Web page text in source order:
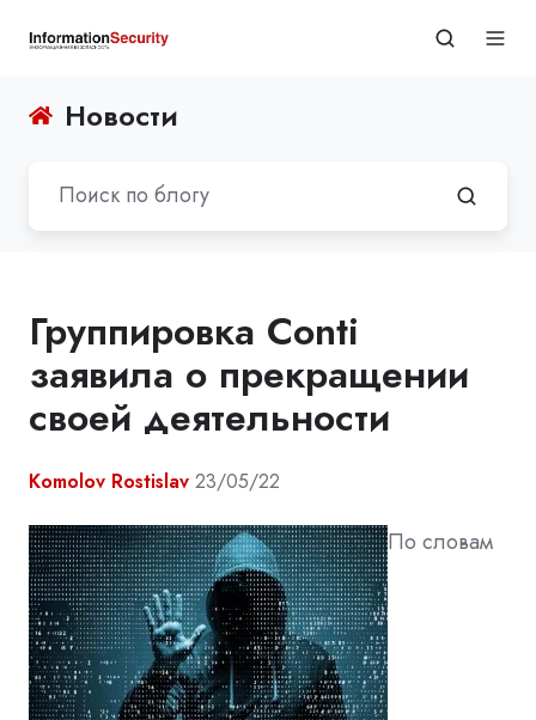
Новости
Группировка Conti
заявила о прекращении
своей деятельности
Komolov Rostislav 23/05/22
По словам